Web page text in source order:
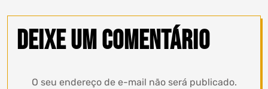
Deixe um comentário
O seu endereço de e-mail não será publicado.